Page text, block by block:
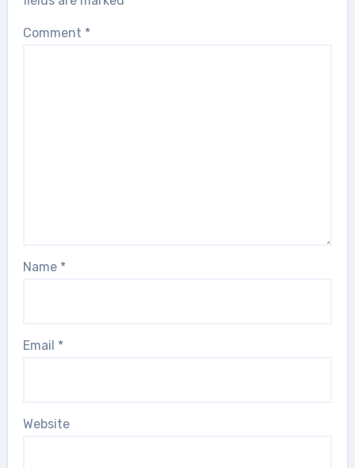
Comment *
Name *
Email *
Website